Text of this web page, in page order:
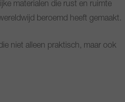
materialen die rust en ruimte
beroemd heeft gemaakt.
niet alleen praktisch, maar ook